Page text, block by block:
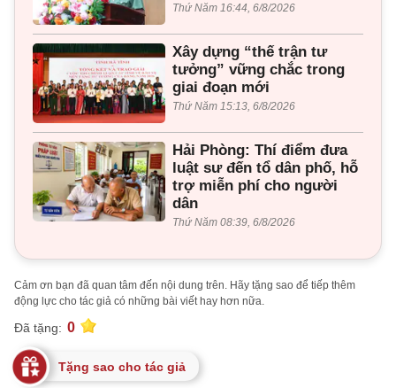
Thứ Năm 16:44, 6/8/2026
Xây dựng “thế trận tư
tưởng” vững chắc trong
giai đoạn mới
Thứ Năm 15:13, 6/8/2026
Hải Phòng: Thí điểm đưa
luật sư đến tổ dân phố, hỗ
trợ miễn phí cho người
dân
Thứ Năm 08:39, 6/8/2026
Cảm ơn bạn đã quan tâm đến nội dung trên. Hãy tặng sao để tiếp thêm
động lực cho tác giả có những bài viết hay hơn nữa.
Đã tặng: 0
Tặng sao cho tác giả